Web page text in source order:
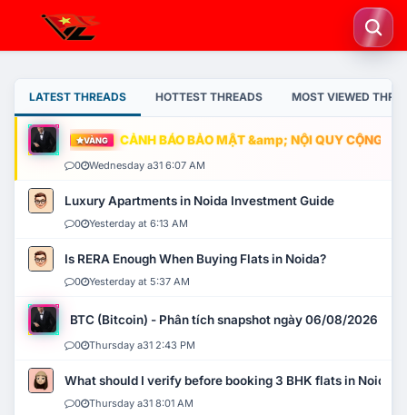
LATEST THREADS HOTTEST THREADS MOST VIEWED
VÀNG CẢNH BÁO BẢO MẬT &amp; NỘI QUY CỘNG
0 Wednesday a31 6:07 AM
Luxury Apartments in Noida Investment Guide
0 Yesterday at 6:13 AM
Is RERA Enough When Buying Flats in Noida?
0 Yesterday at 5:37 AM
BTC (Bitcoin) - Phân tích snapshot ngày 06/08/2026
0 Thursday a31 2:43 PM
What should I verify before booking 3 BHK flats in Noida?
0 Thursday a31 8:01 AM